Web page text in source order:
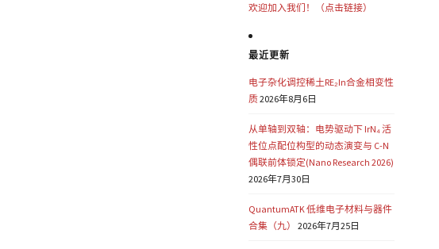
欢迎加入我们！（点击链接）
最近更新
电子杂化调控稀土RE₂In合金相变性
质2026年8月6日
从单轴到双轴：电势驱动下 IrN₄ 活
性位点配位构型的动态演变与 C-N
偶联前体锁定(Nano Research 2026)
2026年7月30日
QuantumATK 低维电子材料与器件
合集（九）
2026年7月25日